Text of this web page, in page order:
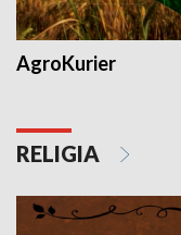
AgroKurier
RELIGIA